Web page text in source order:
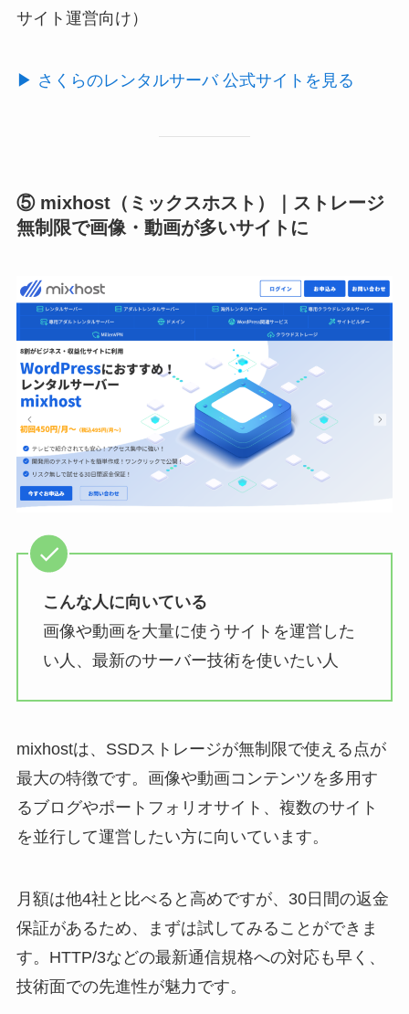
サイト運営向け）
▶ さくらのレンタルサーバ 公式サイトを見る
⑤ mixhost（ミックスホスト）｜ストレージ
無制限で画像・動画が多いサイトに
こんな人に向いている
画像や動画を大量に使うサイトを運営した
い人、最新のサーバー技術を使いたい人
mixhostは、SSDストレージが無制限で使える点が
最大の特徴です。画像や動画コンテンツを多用す
るブログやポートフォリオサイト、複数のサイト
を並行して運営したい方に向いています。
月額は他4社と比べると高めですが、30日間の返金
保証があるため、まずは試してみることができま
す。HTTP/3などの最新通信規格への対応も早く、
技術面での先進性が魅力です。